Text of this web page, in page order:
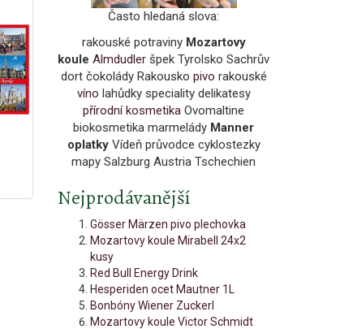
Často hledaná slova:
rakouské potraviny Mozartovy
koule Almdudler špek Tyrolsko Sachrův
dort čokolády Rakousko pivo rakouské
víno lahůdky speciality delikatesy
přírodní kosmetika Ovomaltine
biokosmetika marmelády Manner
oplatkyVídeň průvodce cyklostezky
mapy Salzburg Austria Tschechien
Nejprodávanější
Gösser Märzen pivo plechovka
Mozartovy koule Mirabell 24x2
kusy
Red Bull Energy Drink
Hesperiden ocet Mautner 1L
Bonbóny Wiener Zuckerl
Mozartovy koule Victor Schmidt